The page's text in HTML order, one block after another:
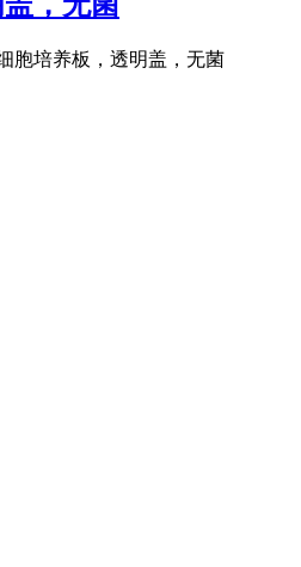
胞培养板，透明盖，无菌